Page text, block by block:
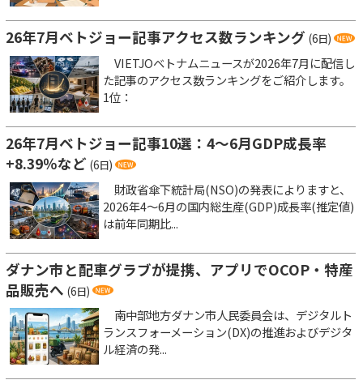
26年7月ベトジョー記事アクセス数ランキング (6日)
VIETJOベトナムニュースが2026年7月に配信し
た記事のアクセス数ランキングをご紹介します。
1位：
26年7月ベトジョー記事10選：4～6月GDP成長率
+8.39％など (6日)
財政省傘下統計局(NSO)の発表によりますと、
2026年4～6月の国内総生産(GDP)成長率(推定値)
は前年同期比...
ダナン市と配車グラブが提携、アプリでOCOP・特産
品販売へ (6日)
南中部地方ダナン市人民委員会は、デジタルト
ランスフォーメーション(DX)の推進およびデジタ
ル経済の発...